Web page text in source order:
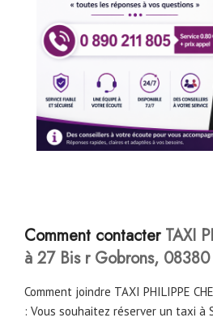
Comment contacterTAXI
à 27 Bis r Gobrons,
Comment joindre TAXI PHILIPPE
: Vous souhaitez réserver un taxi à